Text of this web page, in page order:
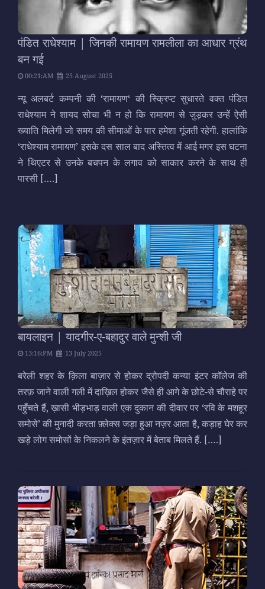
पंडित राधेश्याम | जिनकी रामायण रामलीला का आधार ग्रंथ
बन गई
00:21:AM 25 August 2025
न्यू अलबर्ट कम्पनी की ‘रामायण‘ की स्क्रिप्ट सुधारते वक्त पंडित
राधेश्याम ने शायद सोचा भी न हो कि रामायण से जुड़कर उन्हें ऐसी
ख्याति मिलेगी जो समय की सीमाओं के पार हमेशा गूंजती रहेगी. हालांकि
‘राधेश्याम रामायण’ इसके दस साल बाद अस्तित्व में आई मगर इस घटना
ने थिएटर से उनके बचपन के लगाव को साकार करने के साथ ही
पारसी [….]
बायलाइन | यादगीर-ए-बहादुर वाले मुन्शी जी
13:16:PM 13 July 2025
बरेली शहर के क़िला बाज़ार से होकर द्रोपदी कन्या इंटर कॉलेज की
तरफ़ जाने वाली गली में दाख़िल होकर जैसे ही आगे के छोटे-से चौराहे पर
पहुँचते हैं, ख़ासी भीड़भाड़ वाली एक दुकान की दीवार पर ‘रवि के मशहूर
समोसे’ की मुनादी करता फ़्लेक्स जड़ा हुआ नज़र आता है, कड़ाह घेर कर
खड़े लोग समोसों के निकलने के इंतज़ार में बेताब मिलते हैं. [….]